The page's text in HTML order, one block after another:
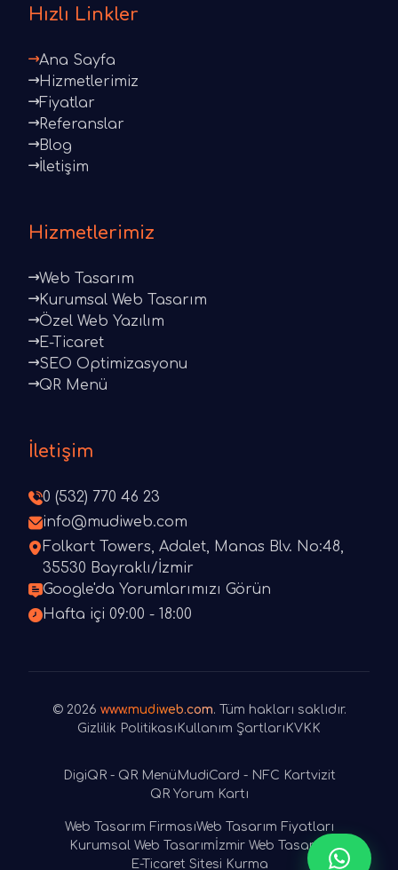
Hızlı Linkler
Ana Sayfa
Hizmetlerimiz
Fiyatlar
Referanslar
Blog
İletişim
Hizmetlerimiz
Web Tasarım
Kurumsal Web Tasarım
Özel Web Yazılım
E-Ticaret
SEO Optimizasyonu
QR Menü
İletişim
0 (532) 770 46 23
info@mudiweb.com
Folkart Towers, Adalet, Manas Blv. No:48,
35530 Bayraklı/İzmir
Google'da Yorumlarımızı Görün
Hafta içi 09:00 - 18:00
© 2026 www.mudiweb.com. Tüm hakları saklıdır.
Gizlilik Politikası Kullanım Şartları KVKK
DigiQR - QR Menü MudiCard - NFC Kartvizit
QR Yorum Kartı
Web Tasarım FirmasıWeb Tasarım Fiyatları
Kurumsal Web Tasarım İzmir Web Tasarım
E-Ticaret Sitesi Kurma